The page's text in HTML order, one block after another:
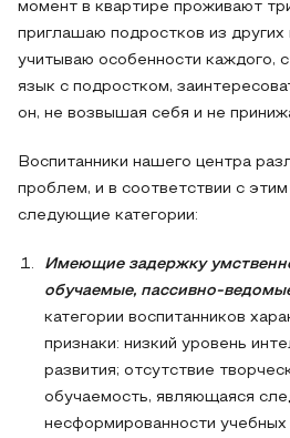
момент в квартире проживают
приглашаю подростков из других
учитываю особенности каждого,
язык с подростком,
он, не возвышая себя и не
Воспитанники нашего центра
проблем, и в соответствии с
следующие категории:
Имеющие задержку
обучаемые, пассивно-
категории воспитанников
признаки: низкий уровень
развития; отсутствие
обучаемость, являющаяся
несформированности учебных